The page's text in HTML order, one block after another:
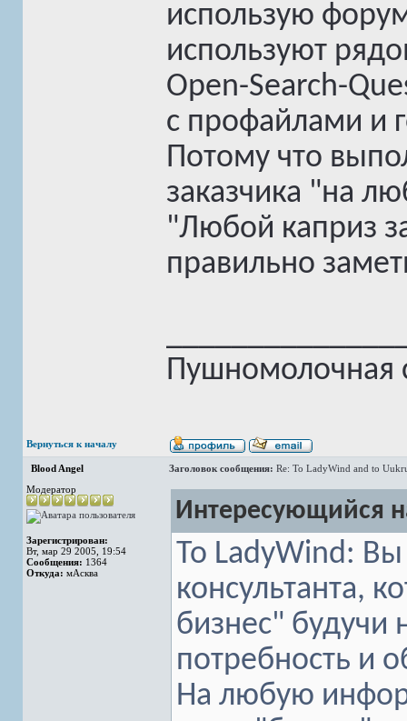
использую
используют
Open-Search-
с профайлами и
Потому что
заказчика "на
"Любой каприз
правильно
Пушномолочная
Вернуться к началу
Blood Angel Заголовок сообщения: Re: To LadyWind and to
Модератор
Зарегистрирован:
Вт, мар 29 2005, 19:54
Сообщения: 1364
Откуда: мАсква
Интересующийся
To LadyWind:
консультанта,
бизнес" будучи
потребность и
На любую